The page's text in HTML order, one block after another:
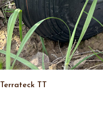
Terrateck TT